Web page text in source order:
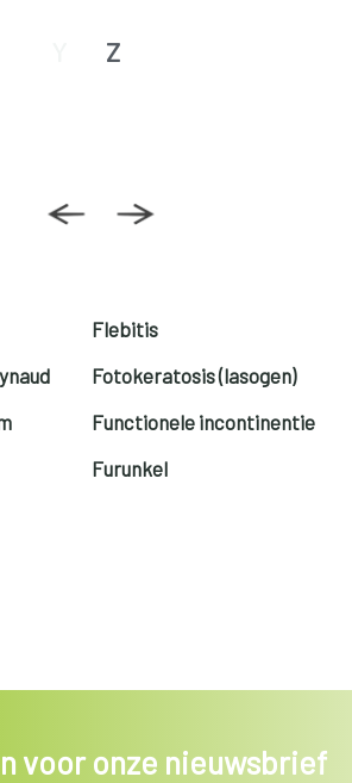
Z
Flebitis
Fotokeratosis (lasogen)
Functionele incontinentie
Furunkel
voor onze nieuwsbrief